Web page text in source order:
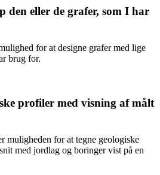
den eller de grafer, som I har
for at designe grafer med lige
brug for.
profiler med visning af målt
muligheden for at tegne geologiske
med jordlag og boringer vist på en